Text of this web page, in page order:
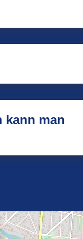
kann man